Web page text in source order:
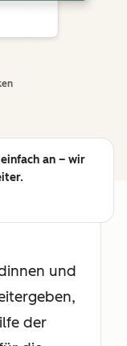
an – wir
und
der